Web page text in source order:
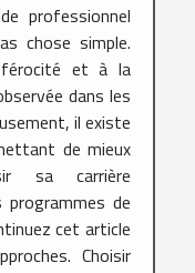
professionnel
chose simple.
et à la
dans les
il existe
de mieux
sa carrière
programmes de
cet article
Choisir